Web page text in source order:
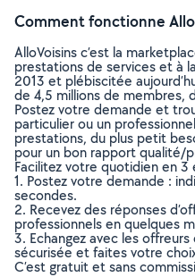
Comment fonctionne
AlloVoisins c’est la
prestations de services et à
2013 et plébiscitée
de 4,5 millions de
Postez votre demande et
particulier ou un
prestations, du plus petit
pour un bon rapport qualité/
Facilitez votre quotidien en 3
1. Postez votre demande :
secondes.
2. Recevez des réponses
professionnels en quelques
3. Echangez avec les
sécurisée et faites votre
C’est gratuit et sans